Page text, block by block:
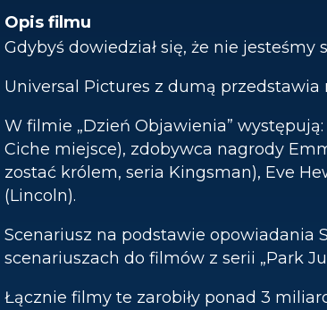
Opis filmu
Gdybyś dowiedział się, że nie jesteśmy
Universal Pictures z dumą
W filmie „Dzień Objawienia”
Ciche miejsce), zdobywca nagrody
zostać królem, seria Kingsman), Eve
(Lincoln).
Scenariusz na podstawie opowiadania
scenariuszach do filmów z serii „Park
Łącznie filmy te zarobiły ponad 3